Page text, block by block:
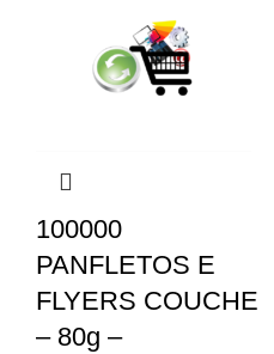
100000
PANFLETOS E
FLYERS COUCHE
– 80g –